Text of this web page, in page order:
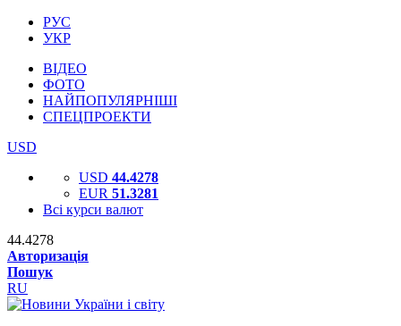
РУС
УКР
ВІДЕО
ФОТО
НАЙПОПУЛЯРНІШІ
СПЕЦПРОЕКТИ
USD
USD 44.4278
EUR 51.3281
Всі курси валют
44.4278
Авторизація
Пошук
RU